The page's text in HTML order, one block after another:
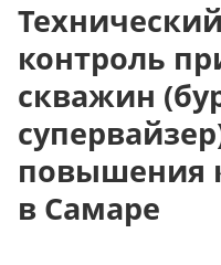
контроль
скважин
повышения
в Самаре